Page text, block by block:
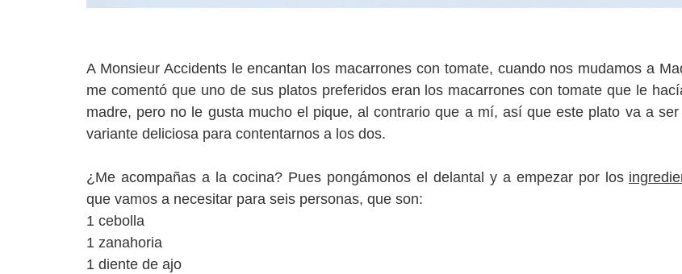
A Monsieur Accidents le encantan los macarrones con tomate, cuando nos mudamos a
me comentó que uno de sus platos preferidos eran los macarrones con tomate que le
madre, pero no le gusta mucho el pique, al contrario que a mí, así que este plato va a ser
variante deliciosa para contentarnos a los dos.
¿Me acompañas a la cocina? Pues pongámonos el delantal y a empezar por l os
que vamos a necesitar para seis personas, que son:
1 cebolla
1 zanahoria
1 diente de ajo